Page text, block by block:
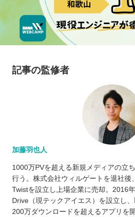
記事の監修者
加藤羽也人
1000万PVを超える新規メディアの立
行う。株式会社ウィルゲートを退社後
Twistを設立し上場企業に売却。2016
Drive（現テックアイエス）を設立し、
200万ダウンロードを超えるアプリを